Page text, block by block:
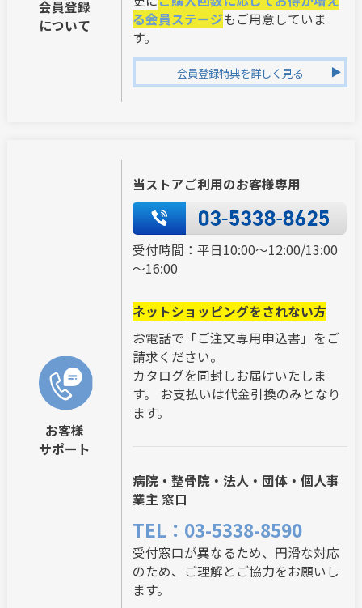
会員登録
について
る会員ステージもご用意していま
す。
会員登録特典を詳しく見る
お客様
サポート
当ストアご利用のお客様専用
受付時間：平日10:00～12:00/13:00
～16:00
ネットショッピングをされない方
お電話で「ご注文専用申込書」をご
請求ください。
カタログを同封しお届けいたしま
す。 お支払いは代金引換のみとなり
ます。
病院・整骨院・法人・団体・個人事
業主 窓口
TEL：03-5338-8590
受付窓口が異なるため、円滑な対応
のため、ご理解とご協力をお願いし
ます。